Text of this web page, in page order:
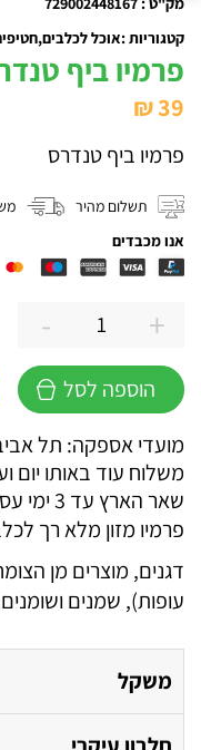
קטגוריות :אוכל לכלבים
פרמיו ביף
₪39
פרמיו ביף טנדרס
תשלום מהיר
אנו מכבדים
+כמות
של
פרמיו
טנדרס
-
הוספה לסל
מועדי אספקה: תל
משלוח עוד באותו יום ועד 24 שעות מרגע
שאר הארץ עד 3 ימי עסקים
פרמיו מזון מלא רך לכלב
עופות), שמנים
משקל